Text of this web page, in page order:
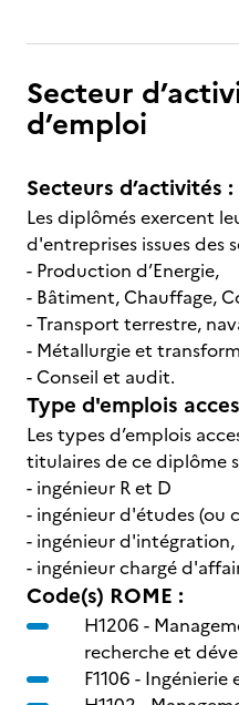
Secteur
d’emploi
Secteurs d’activités :
Les diplômés exercent
d'entreprises issues des
- Production d’Energie,
- Bâtiment, Chauffage,
- Transport terrestre,
- Métallurgie et
- Conseil et audit.
Type d'emplois
Les types d’emplois
titulaires de ce diplôme
- ingénieur R et D
- ingénieur d'études (ou
- ingénieur d'intégration,
- ingénieur chargé
Code(s) ROME :
H1206 -
recherche et
F1106 - Ingénierie